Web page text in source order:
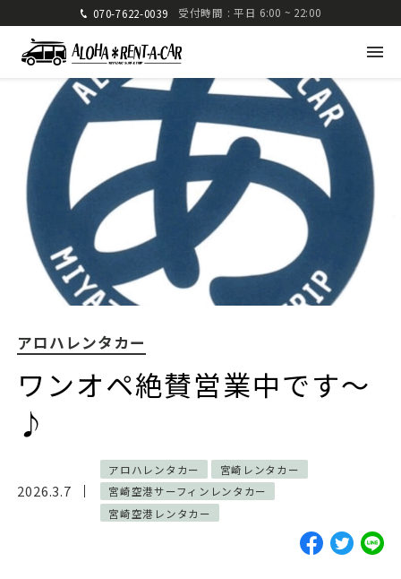
070-7622-0039 受付時間 : 平日 6:00 ~ 22:00
アロハレンタカー
ワンオペ絶賛営業中です〜
♪
2026.3.7
アロハレンタカー
宮崎レンタカー
宮崎空港サーフィンレンタカー
宮崎空港レンタカー
アロハレンタカー
〒880-0824 宮崎県宮崎市大島町高崎416-1
九州運輸局宮崎運輸支局 認可 第285号
TEL: 070-7622-0039
FAX: 0985-25-2832
車種・料金
お電話で問い合わせ